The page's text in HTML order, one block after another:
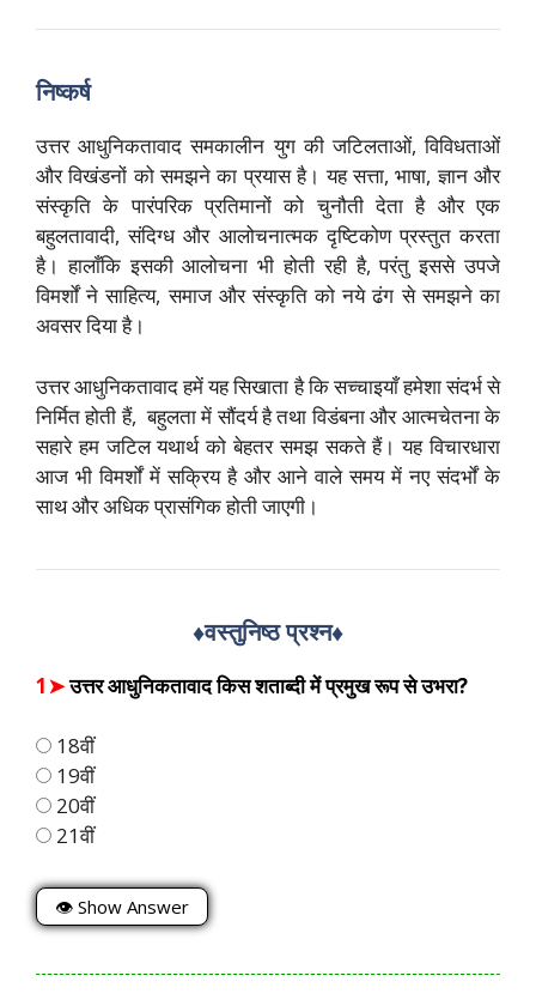
निष्कर्ष
उत्तर आधुनिकतावाद समकालीन युग की जटिलताओं, विविधताओं
और विखंडनों को समझने का प्रयास है। यह सत्ता, भाषा, ज्ञान और
संस्कृति के पारंपरिक प्रतिमानों को चुनौती देता है और एक
बहुलतावादी, संदिग्ध और आलोचनात्मक दृष्टिकोण प्रस्तुत करता
है। हालाँकि इसकी आलोचना भी होती रही है, परंतु इससे उपजे
विमर्शों ने साहित्य, समाज और संस्कृति को नये ढंग से समझने का
अवसर दिया है।
उत्तर आधुनिकतावाद हमें यह सिखाता है कि सच्चाइयाँ हमेशा संदर्भ से
निर्मित होती हैं, बहुलता में सौंदर्य है तथा विडंबना और आत्मचेतना के
सहारे हम जटिल यथार्थ को बेहतर समझ सकते हैं। यह विचारधारा
आज भी विमर्शों में सक्रिय है और आने वाले समय में नए संदर्भों के
साथ और अधिक प्रासंगिक होती जाएगी।
♦️वस्तुनिष्ठ प्रश्न♦️
1➤उत्तर आधुनिकतावाद किस शताब्दी में प्रमुख रूप से उभरा?
18वीं
19वीं
20वीं
21वीं
👁 Show Answer